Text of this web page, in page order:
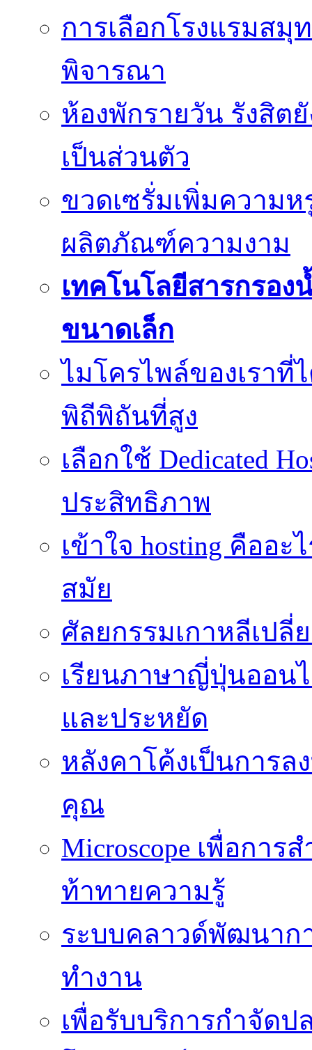
การเลือกโรงแรมสมุ
พิจารณา
ห้องพักรายวัน รังสิต
เป็นส่วนตัว
ขวดเซรั่มเพิ่มความ
ผลิตภัณฑ์ความงาม
เทคโนโลยีสารกรอ
ขนาดเล็ก
ไมโครไพล์ของเรา
พิถีพิถันที่สูง
เลือกใช้ Dedicated
ประสิทธิภาพ
เข้าใจ hosting คืออ
สมัย
ศัลยกรรมเกาหลีเปลี่
เรียนภาษาญี่ปุ่นออน
และประหยัด
หลังคาโค้งเป็นการ
คุณ
Microscope เพื่อกา
ท้าทายความรู้
ระบบคลาวด์พัฒนาก
ทำงาน
เพื่อรับบริการกำจัด